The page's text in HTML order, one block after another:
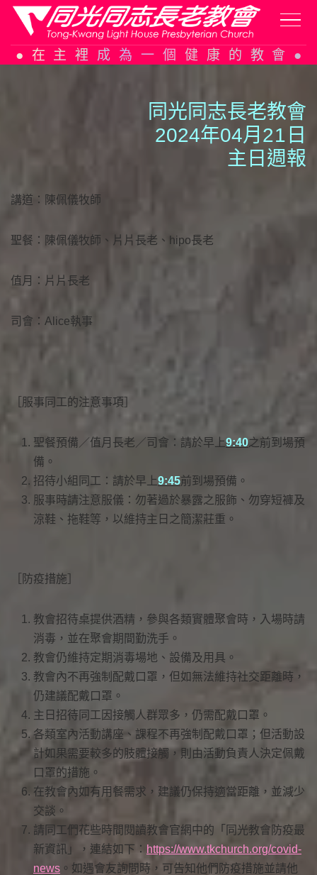
Skip
to
在主裡成為一個健康的教會
同光同志長老教會
2024年04月21 日
主日週報
講道：陳佩儀牧師
聖餐：陳佩儀牧師、片片長老、hipo長老
值月：片片長老
司會：Alice執事
［服事同工的注意事項］
聖餐預備／值月長老／司會：請於早上9:40之前到場預
備。
招待小組同工：請於早上9:45前到場預備。
服事時請注意服儀：勿著過於暴露之服飾、勿穿短褲及
涼鞋、拖鞋等，以維持主日之簡潔莊重。
［防疫措施］
教會招待桌提供酒精，參與各類實體聚會時，入場時請
消毒，並在聚會期間勤洗手。
教會仍維持定期消毒場地、設備及用具。
教會內不再強制配戴口罩，但如無法維持社交距離時，
仍建議配戴口罩。
主日招待同工因接觸人群眾多，仍需配戴口罩。
各類室內活動講座、課程不再強制配戴口罩；但活動設
計如果需要較多的肢體接觸，則由活動負責人決定佩戴
口罩的措施。
在教會內如有用餐需求，建議仍保持適當距離，並減少
交談。
請同工們花些時間閱讀教會官網中的「同光教會防疫最
新資訊」，連結如下： https://www.tkchurch.org/covid-
news 。如遇會友詢問時，可告知他們防疫措施並請他